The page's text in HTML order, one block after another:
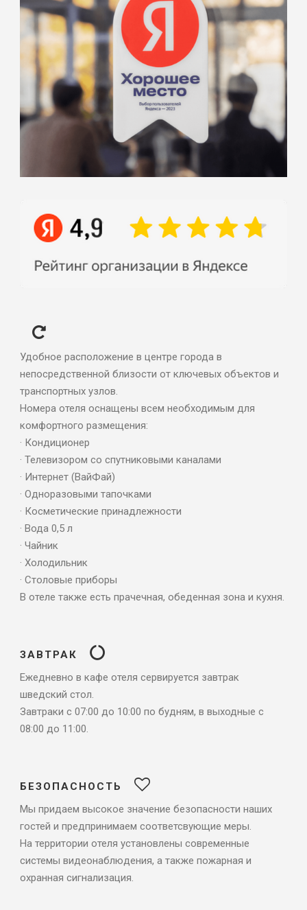
Удобное расположение в центре города в
непосредственной близости от ключевых объектов и
транспортных узлов.
Номера отеля оснащены всем необходимым для
комфортного размещения:
· Кондиционер
· Телевизором со спутниковыми каналами
· Интернет (ВайФай)
· Одноразовыми тапочками
· Косметические принадлежности
· Вода 0,5 л
· Чайник
· Холодильник
· Столовые приборы
В отеле также есть прачечная, обеденная зона и кухня.
ЗАВТРАК
Ежедневно в кафе отеля сервируется завтрак
шведский стол.
Завтраки с 07:00 до 10:00 по будням, в выходные с
08:00 до 11:00.
БЕЗОПАСНОСТЬ
Мы придаем высокое значение безопасности наших
гостей и предпринимаем соответсвующие меры.
На территории отеля установлены современные
системы видеонаблюдения, а также пожарная и
охранная сигнализация.